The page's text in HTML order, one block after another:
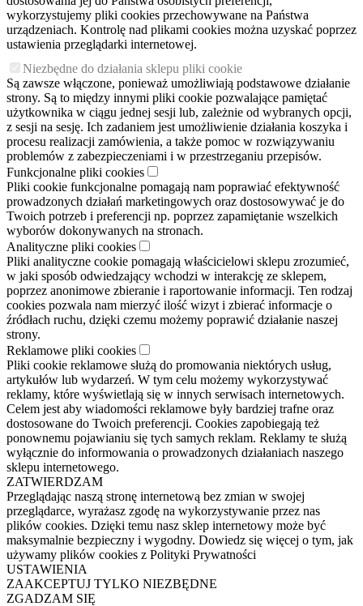
wykorzystujemy pliki cookies przechowywane na Państwa
urządzeniach. Kontrolę nad plikami cookies można uzyskać poprzez
ustawienia przeglądarki internetowej.
Niezbędne do działania sklepu pliki cookie
Są zawsze włączone, ponieważ umożliwiają podstawowe działanie
strony. Są to między innymi pliki cookie pozwalające pamiętać
użytkownika w ciągu jednej sesji lub, zależnie od wybranych opcji,
z sesji na sesję. Ich zadaniem jest umożliwienie działania koszyka i
procesu realizacji zamówienia, a także pomoc w rozwiązywaniu
problemów z zabezpieczeniami i w przestrzeganiu przepisów.
Funkcjonalne pliki cookies
Pliki cookie funkcjonalne pomagają nam poprawiać efektywność
prowadzonych działań marketingowych oraz dostosowywać je do
Twoich potrzeb i preferencji np. poprzez zapamiętanie wszelkich
wyborów dokonywanych na stronach.
Analityczne pliki cookies
Pliki analityczne cookie pomagają właścicielowi sklepu zrozumieć,
w jaki sposób odwiedzający wchodzi w interakcję ze sklepem,
poprzez anonimowe zbieranie i raportowanie informacji. Ten rodzaj
cookies pozwala nam mierzyć ilość wizyt i zbierać informacje o
źródłach ruchu, dzięki czemu możemy poprawić działanie naszej
strony.
Reklamowe pliki cookies
Pliki cookie reklamowe służą do promowania niektórych usług,
artykułów lub wydarzeń. W tym celu możemy wykorzystywać
reklamy, które wyświetlają się w innych serwisach internetowych.
Celem jest aby wiadomości reklamowe były bardziej trafne oraz
dostosowane do Twoich preferencji. Cookies zapobiegają też
ponownemu pojawianiu się tych samych reklam. Reklamy te służą
wyłącznie do informowania o prowadzonych działaniach naszego
sklepu internetowego.
ZATWIERDZAM
Przeglądając naszą stronę internetową bez zmian w swojej
przeglądarce, wyrażasz zgodę na wykorzystywanie przez nas
plików cookies. Dzięki temu nasz sklep internetowy może być
maksymalnie bezpieczny i wygodny. Dowiedz się więcej o tym, jak
używamy plików cookies z Polityki Prywatności
USTAWIENIA
ZAAKCEPTUJ TYLKO NIEZBĘDNE
ZGADZAM SIĘ